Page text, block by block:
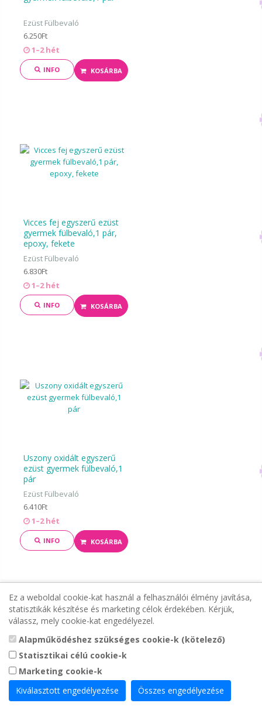
Ezüst Fülbevaló
6.250Ft
1–2 hét
INFO KOSÁRBA
Vicces fej egyszerű ezüst
gyermek fülbevaló,1 pár,
epoxy, fekete
Ezüst Fülbevaló
6.830Ft
1–2 hét
INFO KOSÁRBA
Uszony oxidált egyszerű
ezüst gyermek fülbevaló,1
pár
Ezüst Fülbevaló
6.410Ft
1–2 hét
INFO KOSÁRBA
Uszony egyszerű ezüst
gyermek fülbevaló,1 pár
Ez a weboldal cookie-kat használ a felhasználói élmény javítása,
statisztikák készítése és marketing célok érdekében. Kérjük,
válassz, mely cookie-kat engedélyezel.
Alapműködéshez szükséges cookie-k (kötelező)
Statisztikai célú cookie-k
Marketing cookie-k
Kiválasztott engedélyezése
Összes engedélyezése